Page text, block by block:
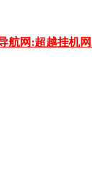
网:超越挂机